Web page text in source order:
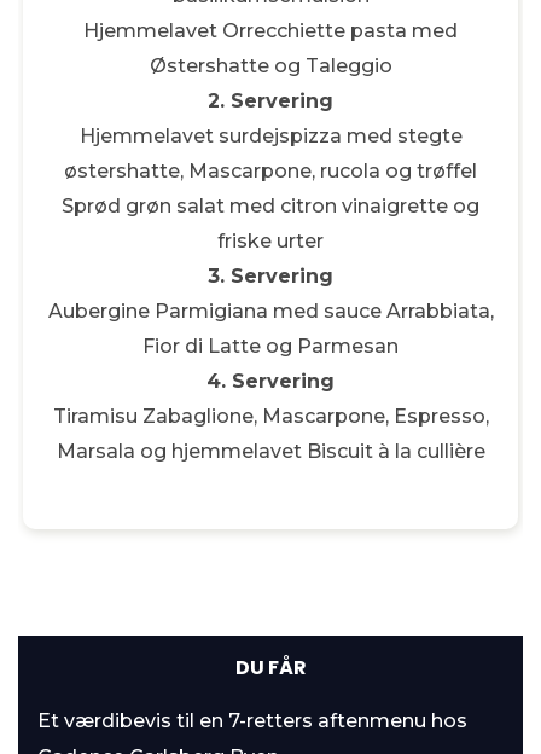
Detaljer
Du bestemmer over dine data
tredjepartssporingsteknologier, såsom cookies og
målrette og skræddersy markedsføring som sikrer, at du
Hjemmelavet Orrecchiette pasta med
Østershatte og Taleggio
2. Servering
Hjemmelavet surdejspizza med stegte
østershatte, Mascarpone, rucola og trøffel
Sprød grøn salat med citron vinaigrette og
friske urter
3. Servering
Aubergine Parmigiana med sauce Arrabbiata,
Fior di Latte og Parmesan
4. Servering
Tiramisu Zabaglione, Mascarpone, Espresso,
Marsala og hjemmelavet Biscuit à la cullière
DU FÅR
Et værdibevis til en 7-retters aftenmenu hos